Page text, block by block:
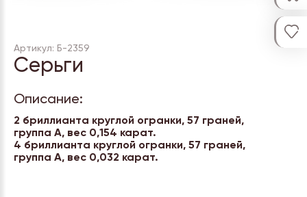
Артикул: Б-2359
Серьги
Описание:
2 бриллианта круглой огранки, 57 граней,
группа А, вес 0,154 карат.
4 бриллианта круглой огранки, 57 граней,
группа А, вес 0,032 карат.